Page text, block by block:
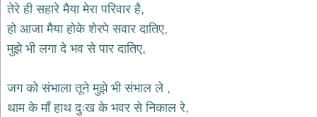
bhajans
हनुमान
भजन
साईं
भजन
तेरे ही सहारे मैया मेरा परिवार है,
हो आजा मैया होके शेरपे सवार दातिए,
मुझे भी लगा दे भव से पार दातिए,
जग को संभाला तूने मुझे भी संभाल ले ,
थाम के माँ हाथ दुःख के भवर से निकाल रे,